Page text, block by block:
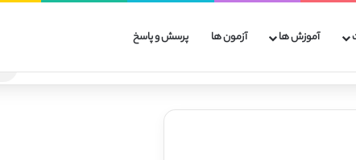
آموزش ها آزمون ها پرسش و پاسخ